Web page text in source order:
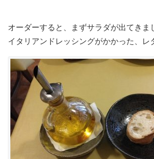
オーダーすると、まずサラダが出てきま
イタリアンドレッシングがかかった、レ